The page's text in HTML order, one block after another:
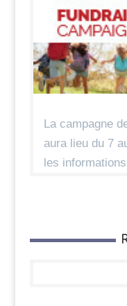
La campagne
aura lieu du 7
les